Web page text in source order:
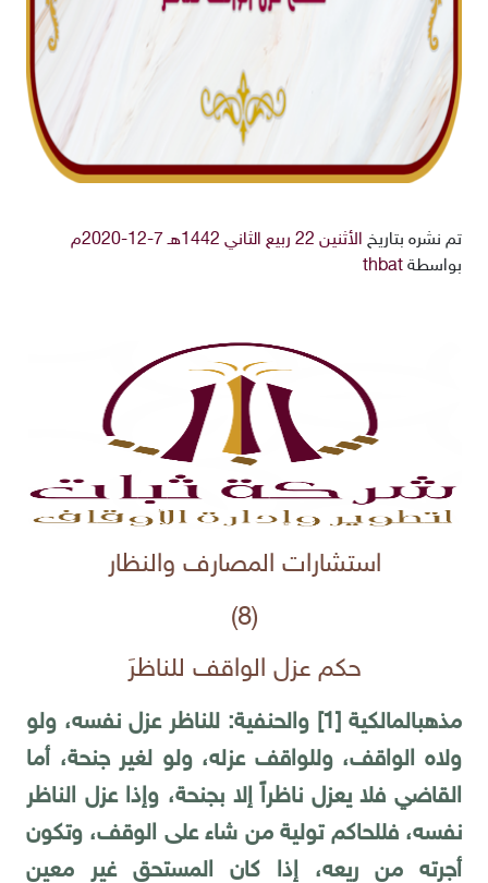
تم نشره بتاريخ الأثنين 22 ربيع الثاني 1442هـ 7-12-2020م
بواسطة thbat
استشارات المصارف والنظار
(8)
حكم عزل الواقف للناظرَ
مذهبالمالكية [1]
والحنفية: للناظر عزل نفسه، ولو
ولاه الواقف، وللواقف عزله، ولو لغير جنحة، أما
القاضي فلا يعزل ناظراً إلا بجنحة، وإذا عزل الناظر
نفسه، فللحاكم تولية من شاء على الوقف، وتكون
أجرته من ريعه، إذا كان المستحق غير معين